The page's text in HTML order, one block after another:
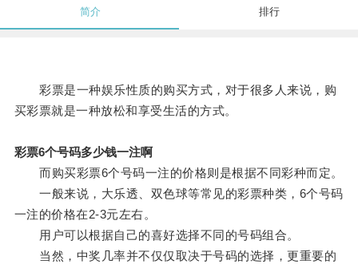
简介 排行
彩票是一种娱乐性质的购买方式，对于很多人来说，购
买彩票就是一种放松和享受生活的方式。
彩票6个号码多少钱一注啊
而购买彩票6个号码一注的价格则是根据不同彩种而定。
一般来说，大乐透、双色球等常见的彩票种类，6个号码
一注的价格在2-3元左右。
用户可以根据自己的喜好选择不同的号码组合。
当然，中奖几率并不仅仅取决于号码的选择，更重要的